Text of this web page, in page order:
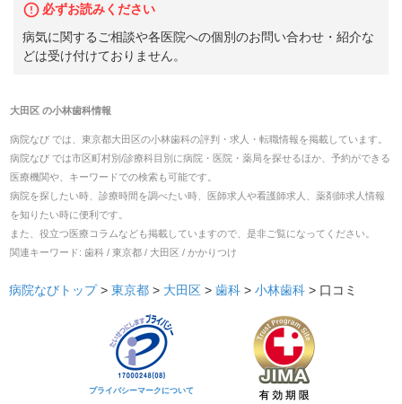
必ずお読みください
病気に関するご相談や各医院への個別のお問い合わせ・紹介な
どは受け付けておりません。
大田区の小林歯科情報
病院なび では、 東京都大田区の小林歯科の評判・求人・転職情報を掲載しています。
病院なび では市区町村別/診療科目別に病院・医院・薬局を探せるほか、予約ができる
医療機関や、キーワードでの検索も可能です。
病院を探したい時、診療時間を調べたい時、医師求人や看護師求人、薬剤師求人情報
を知りたい時に便利です。
また、役立つ医療コラムなども掲載していますので、是非ご覧になってください。
関連キーワード: 歯科 / 東京都 / 大田区 / かかりつけ
病院なびトップ > 東京都 > 大田区 > 歯科 > 小林歯科 > 口コミ
プライバシーマークについて